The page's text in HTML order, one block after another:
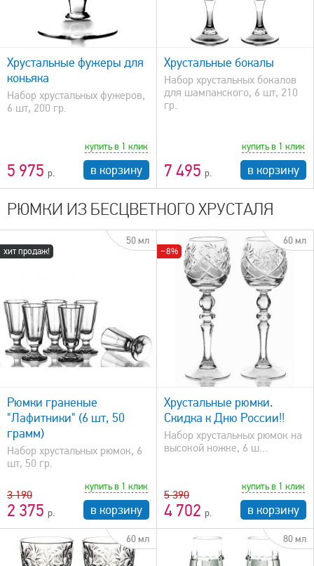
Хрустальные фужеры для
коньяка
Набор хрустальных фужеров,
6 шт, 200 гр.
5 975
купить в 1 клик
в корзину
быстрый просмотр
Хрустальные бокалы
Набор хрустальных бокалов
для шампанского, 6 шт, 210
гр.
7 495
купить в 1 клик
в корзину
РЮМКИ ИЗ БЕСЦВЕТНОГО ХРУСТАЛЯ
хит продаж!
50 мл
Рюмки граненые
"Лафитники" (6 шт, 50
грамм)
Набор хрустальных рюмок, 6
шт, 50 гр.
3 190
2 375
купить в 1 клик
в корзину
−8%
60 мл
Хрустальные рюмки.
Скидка к Дню России!!
Набор хрустальных рюмок на
высокой ножке, 6 ш...
5 390
4 702
купить в 1 клик
в корзину
60 мл 80 мл